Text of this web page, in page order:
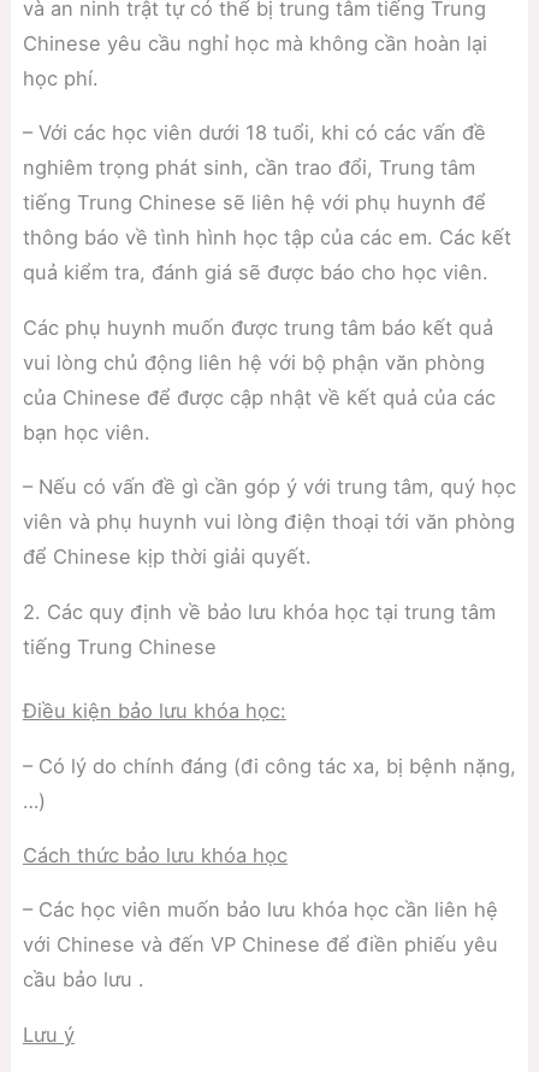
và an ninh trật tự có thể bị trung tâm tiếng Trung
Chinese yêu cầu nghỉ học mà không cần hoàn lại
học phí.
– Với các học viên dưới 18 tuổi, khi có các vấn đề
nghiêm trọng phát sinh, cần trao đổi, Trung tâm
tiếng Trung Chinese sẽ liên hệ với phụ huynh để
thông báo về tình hình học tập của các em. Các kết
quả kiểm tra, đánh giá sẽ được báo cho học viên.
Các phụ huynh muốn được trung tâm báo kết quả
vui lòng chủ động liên hệ với bộ phận văn phòng
của Chinese để được cập nhật về kết quả của các
bạn học viên.
– Nếu có vấn đề gì cần góp ý với trung tâm, quý học
viên và phụ huynh vui lòng điện thoại tới văn phòng
để Chinese kịp thời giải quyết.
2. Các quy định về bảo lưu khóa học tại trung tâm
tiếng Trung Chinese
Điều kiện bảo lưu khóa học:
– Có lý do chính đáng (đi công tác xa, bị bệnh nặng,
…)
Cách thức bảo lưu khóa học
– Các học viên muốn bảo lưu khóa học cần liên hệ
với Chinese và đến VP Chinese để điền phiếu yêu
cầu bảo lưu .
Lưu ý